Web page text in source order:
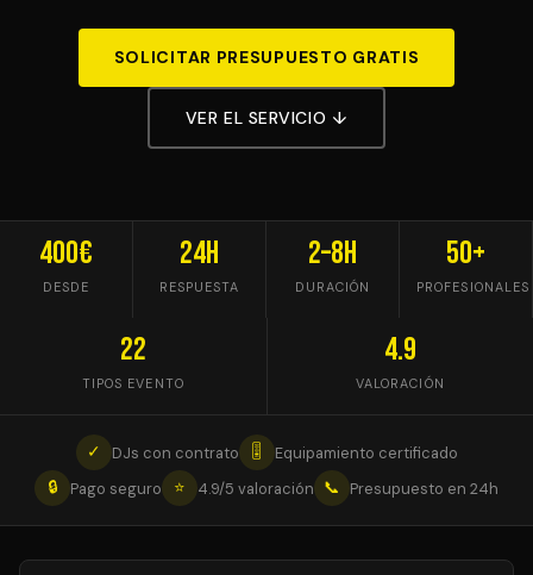
SOLICITAR PRESUPUESTO GRATIS
VER EL SERVICIO ↓
400€
DESDE
24h
RESPUESTA
2–8h
DURACIÓN
50+
PROFESIONALES
22
TIPOS EVENTO
4.9
VALORACIÓN
✓ DJs con contrato 🎚
Equipamiento certificado
🔒
Pago seguro ⭐ 4.9/5 valoración 📞 Presupuesto en 24h